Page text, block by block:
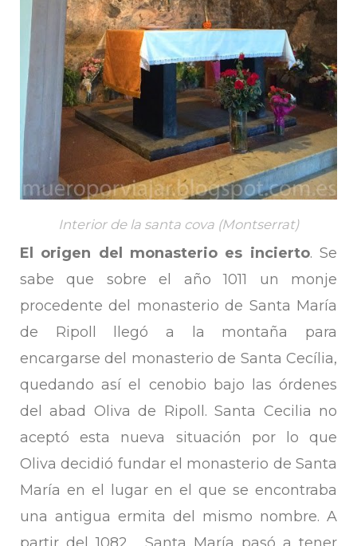
Interior de la santa cova (Montserrat)
El origen del monasterio es incierto. Se
sabe que sobre el año 1011 un monje
procedente del monasterio de Santa María
de Ripoll llegó a la montaña para
encargarse del monasterio de Santa Cecília,
quedando así el cenobio bajo las órdenes
del abad Oliva de Ripoll. Santa Cecilia no
aceptó esta nueva situación por lo que
Oliva decidió fundar el monasterio de Santa
María en el lugar en el que se encontraba
una antigua ermita del mismo nombre. A